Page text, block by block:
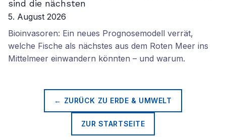
sind die nächsten
5. August 2026
Bioinvasoren: Ein neues Prognosemodell verrät,
welche Fische als nächstes aus dem Roten Meer ins
Mittelmeer einwandern könnten – und warum.
← ZURÜCK ZU ERDE & UMWELT
ZUR STARTSEITE